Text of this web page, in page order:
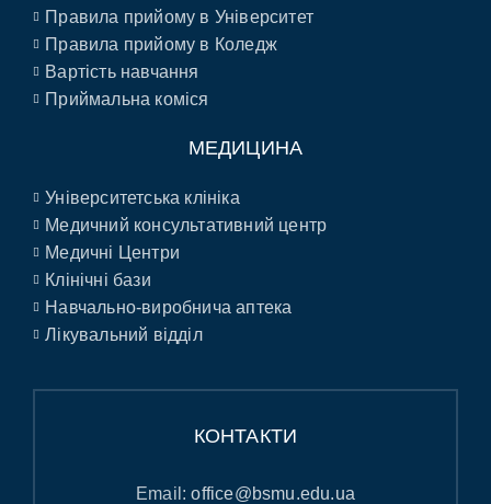
Правила прийому в Університет
Правила прийому в Коледж
Вартість навчання
Приймальна коміся
МЕДИЦИНА
Університетська клініка
Медичний консультативний центр
Медичні Центри
Клінічні бази
Навчально-виробнича аптека
Лікувальний відділ
КОНТАКТИ
Email:office@bsmu.edu.ua